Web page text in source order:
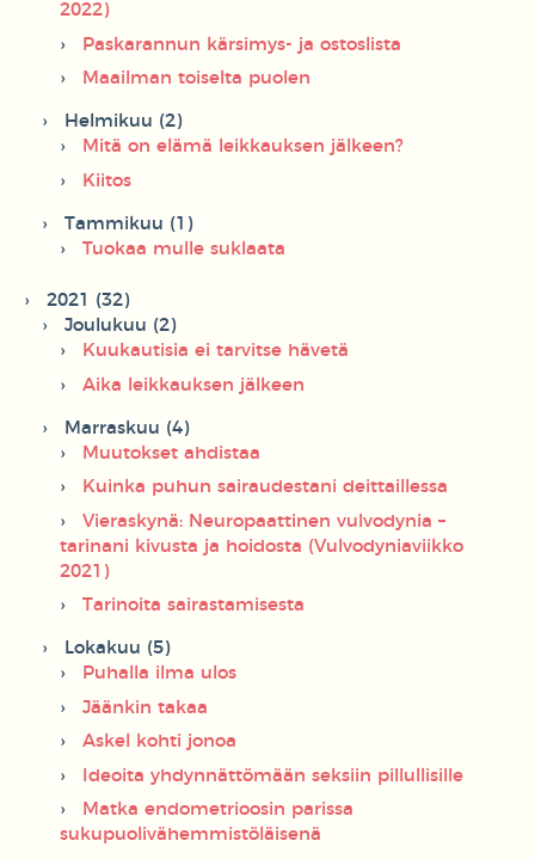
2022)
Paskarannun kärsimys- ja ostoslista
Maailman toiselta puolen
Helmikuu (2)
Mitä on elämä leikkauksen jälkeen?
Kiitos
Tammikuu (1)
Tuokaa mulle suklaata
2021 (32)
Joulukuu (2)
Kuukautisia ei tarvitse hävetä
Aika leikkauksen jälkeen
Marraskuu (4)
Muutokset ahdistaa
Kuinka puhun sairaudestani deittaillessa
Vieraskynä: Neuropaattinen vulvodynia –
tarinani kivusta ja hoidosta (Vulvodyniaviikko
2021)
Tarinoita sairastamisesta
Lokakuu (5)
Puhalla ilma ulos
Jäänkin takaa
Askel kohti jonoa
Ideoita yhdynnättömään seksiin pillullisille
Matka endometrioosin parissa
sukupuolivähemmistöläisenä